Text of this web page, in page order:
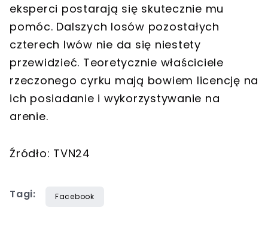
eksperci postarają się skutecznie mu
pomóc. Dalszych losów pozostałych
czterech lwów nie da się niestety
przewidzieć. Teoretycznie właściciele
rzeczonego cyrku mają bowiem licencję na
ich posiadanie i wykorzystywanie na
arenie.
Źródło: TVN24
Tagi: Facebook